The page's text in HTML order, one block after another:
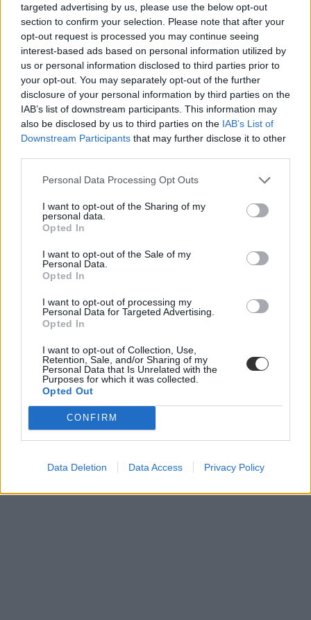
targeted advertising by us, please use the below opt-out
section to confirm your selection. Please note that after your
opt-out request is processed you may continue seeing
interest-based ads based on personal information utilized by
us or personal information disclosed to third parties prior to
your opt-out. You may separately opt-out of the further
disclosure of your personal information by third parties on the
IAB’s list of downstream participants. This information may
also be disclosed by us to third parties on the IAB’s List of
Downstream Participants that may further disclose it to other
Personal Data Processing Opt Outs
I want to opt-out of the Sharing of my
personal data.
Opted In
I want to opt-out of the Sale of my
Personal Data.
Opted In
I want to opt-out of processing my
Personal Data for Targeted Advertising.
Opted In
I want to opt-out of Collection, Use,
Retention, Sale, and/or Sharing of my
Personal Data that Is Unrelated with the
Purposes for which it was collected.
Opted Out
CONFIRM
Data Deletion Data Access Privacy Policy
kérdőív
Belügyminisztérium
Pintér Sándor
Pintér Sándor oktatás